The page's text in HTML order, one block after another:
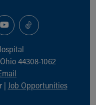
44308-1062
| Job Opportunities